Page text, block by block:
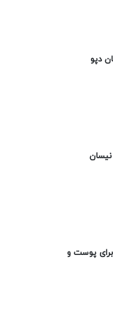
دپو
پوست و